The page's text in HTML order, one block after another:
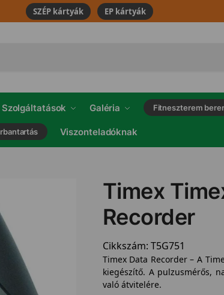
SZÉP kártyák EP kártyák
Szolgáltatások Galéria Fitneszterem
Viszonteladóknak
Timex
Recorder
Cikkszám: T5G751
Timex Data Recorder – A
kiegészítő. A pulzusmérős,
való átvitelére.